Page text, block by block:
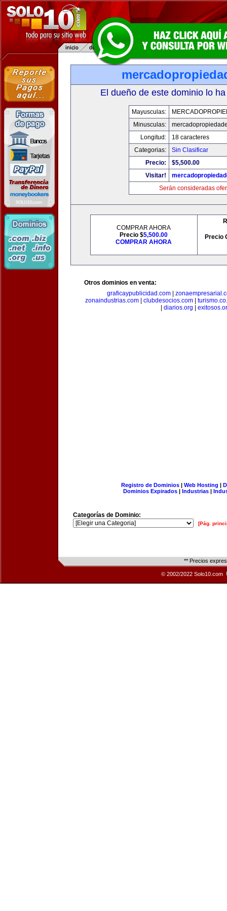
El dueño de este dominio lo
Mayusculas:
Minusculas:
Longitud:
18 caracteres
Categorias:
Sin Clasificar
Precio:
$5,500.00
Visitar!
Serán consideradas
COMPRAR AHORA
Precio $5,500.00
COMPRAR AHORA
Precio
Otros dominios en venta:
graficaypublicidad.com
zonaindustrias.com| clubdesocios.com|
diarios.org
Registro de Dominios| Web Hosting |
Dominios Expirados | Industrias |
Categorías de Dominio:
[Pág.
** Precios
© 2002/2022 Solo10.com